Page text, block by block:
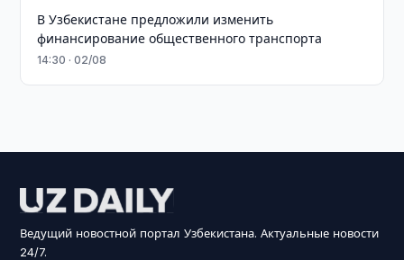
В Узбекистане предложили изменить
финансирование общественного транспорта
14:30 · 02/08
Ведущий новостной портал Узбекистана. Актуальные новости
24/7.